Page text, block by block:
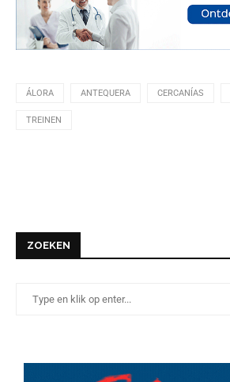
ÁLORA ANTEQUERA CERCANÍAS
TREINEN
ZOEKEN